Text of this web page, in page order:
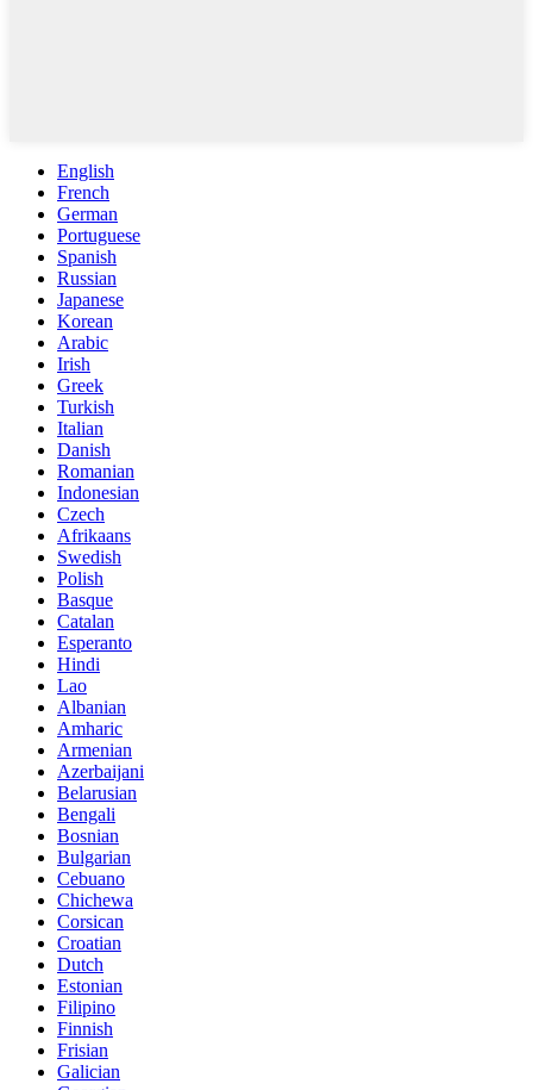
English
French
German
Portuguese
Spanish
Russian
Japanese
Korean
Arabic
Irish
Greek
Turkish
Italian
Danish
Romanian
Indonesian
Czech
Afrikaans
Swedish
Polish
Basque
Catalan
Esperanto
Hindi
Lao
Albanian
Amharic
Armenian
Azerbaijani
Belarusian
Bengali
Bosnian
Bulgarian
Cebuano
Chichewa
Corsican
Croatian
Dutch
Estonian
Filipino
Finnish
Frisian
Galician